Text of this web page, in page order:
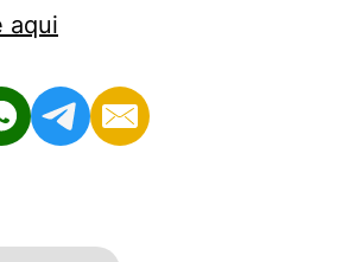
aqui